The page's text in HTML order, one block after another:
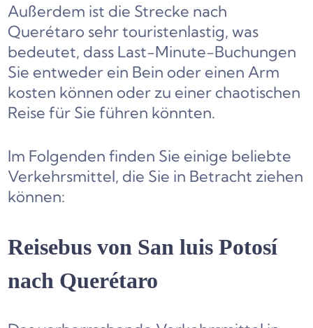
Außerdem ist die Strecke nach
Querétaro sehr touristenlastig, was
bedeutet, dass Last-Minute-Buchungen
Sie entweder ein Bein oder einen Arm
kosten können oder zu einer chaotischen
Reise für Sie führen könnten.
Im Folgenden finden Sie einige beliebte
Verkehrsmittel, die Sie in Betracht ziehen
können:
Reisebus von San luis Potosí
nach Querétaro